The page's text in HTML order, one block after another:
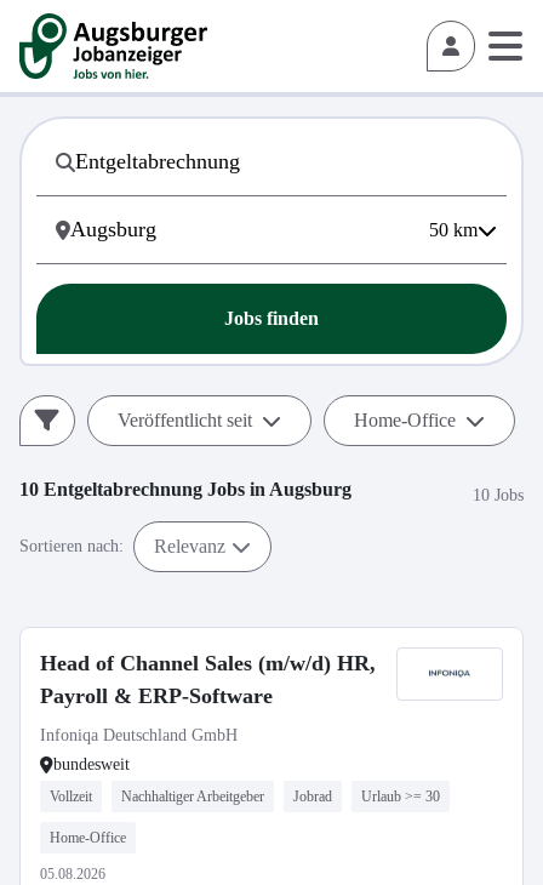
50 km
Jobs finden
Veröffentlicht seit Home-Office
10 Entgeltabrechnung Jobs in Augsburg 10 Jobs
Sortieren nach: Relevanz
Head of Channel Sales (m/w/d) HR,
Payroll & ERP-Software
Infoniqa Deutschland GmbH
bundesweit
Vollzeit Nachhaltiger Arbeitgeber Jobrad Urlaub >= 30
Home-Office
05.08.2026